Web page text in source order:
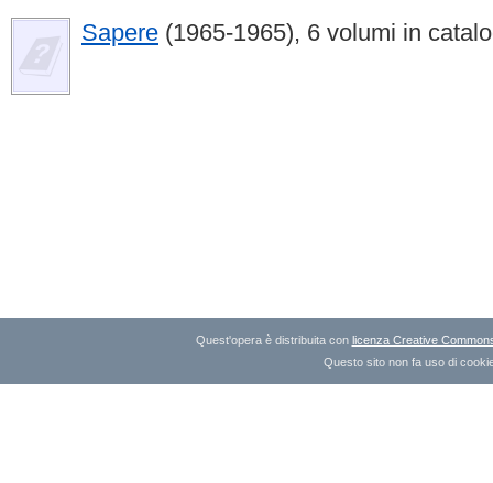
Sapere (1965-1965), 6 volumi in
Quest'opera è distribuita con licenza Creative
Questo sito non fa uso di